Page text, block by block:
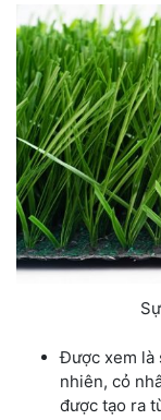
Được xem là
nhiên, cỏ
được tạo ra